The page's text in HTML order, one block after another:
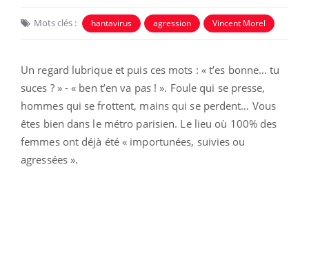
Mots clés : hantavirus agression Vincent Morel
Un regard lubrique et puis ces mots : « t’es bonne… tu
suces ? » - « ben t’en va pas ! ». Foule qui se presse,
hommes qui se frottent, mains qui se perdent… Vous
êtes bien dans le métro parisien. Le lieu où 100% des
femmes ont déjà été « importunées, suivies ou
agressées ».